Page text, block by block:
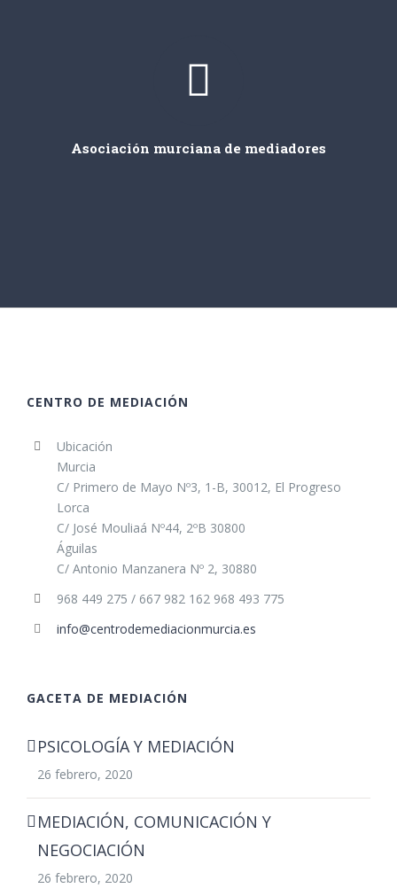
Asociación murciana de mediadores
CENTRO DE MEDIACIÓN
Ubicación
Murcia
C/ Primero de Mayo Nº3, 1-B, 30012, El Progreso
Lorca
C/ José Mouliaá Nº44, 2ºB 30800
Águilas
C/ Antonio Manzanera Nº 2, 30880
968 449 275 / 667 982 162 968 493 775
info@centrodemediacionmurcia.es
GACETA DE MEDIACIÓN
PSICOLOGÍA Y MEDIACIÓN
26 febrero, 2020
MEDIACIÓN, COMUNICACIÓN Y
NEGOCIACIÓN
26 febrero, 2020